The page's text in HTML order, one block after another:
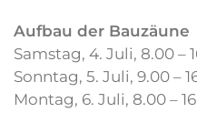
Aufbau der Bauzäune
Samstag, 4. Juli, 8.00 –
Sonntag, 5. Juli, 9.00 –
Montag, 6. Juli, 8.00 –